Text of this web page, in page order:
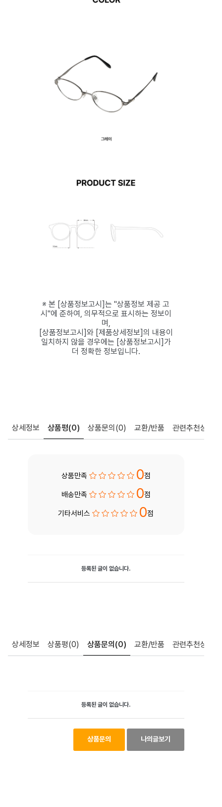
※ 본 [상품정보고시]는 "상품정보 제공 고
시"에 준하여, 의무적으로 표시하는 정보이
며,
[상품정보고시]와 [제품상세정보]의 내용이
일치하지 않을 경우에는 [상품정보고시]가
더 정확한 정보입니다.
상세정보 상품평(0) 상품문의 (0) 교환/반품 관련추천상품
상품만족 0점
배송만족 0점
기타서비스 0점
등록된 글이 없습니다.
상세정보 상품평(0) 상품문의 (0) 교환/반품 관련추천상품
등록된 글이 없습니다.
상품문의 나의글보기